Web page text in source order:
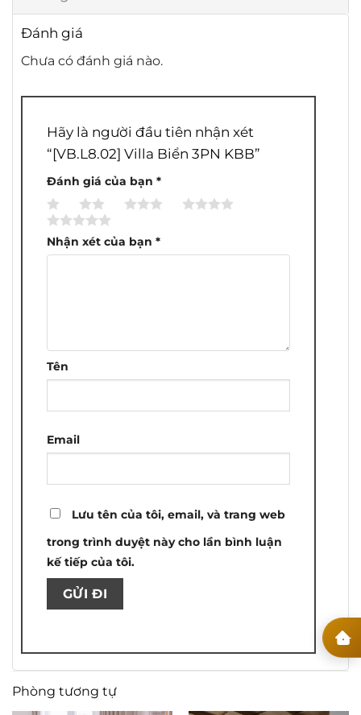
Đánh giá
Chưa có đánh giá nào.
Hãy là người đầu tiên nhận xét
“[VB.L8.02] Villa Biển 3PN KBB”
Đánh giá của bạn *
trên
5
trên
5trên
Nhận xét của bạn *
Tên
Email
Lưu tên của tôi, email, và trang web
trong trình duyệt này cho lần bình luận
kế tiếp của tôi.
Phòng tương tự